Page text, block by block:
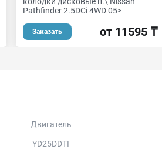
Pathfinder 2.5DCi 4WD 05>
Заказать от 11595 ₸
Двигатель
YD25DDTI